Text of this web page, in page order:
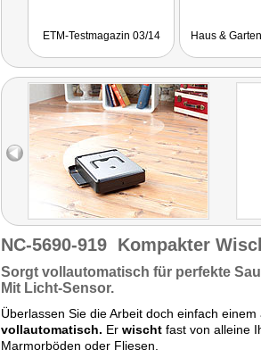
ETM-Testmagazin 03/14 Haus &
NC-5690-919 Kompakter
Sorgt vollautomatisch für perfekte
Mit Licht-Sensor.
Überlassen Sie die Arbeit doch einfach
vollautomatisch. Er wischt fast von alleine
Marmorböden oder Fliesen.